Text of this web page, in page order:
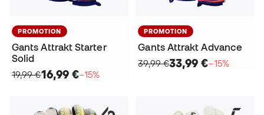
PROMOTION
Gants Attrakt Starter
Solid
19,99 €16,99 €−15%
PROMOTION
Gants Attrakt Advance
39,99 €33,99 €−15%